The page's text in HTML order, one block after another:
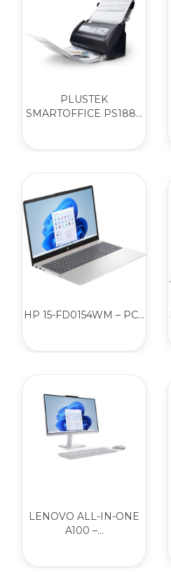
PLUSTEK
SMARTOFFICE PS188...
HP 15-FD0154WM – PC...
LENOVO ALL-IN-ONE
A100 –...